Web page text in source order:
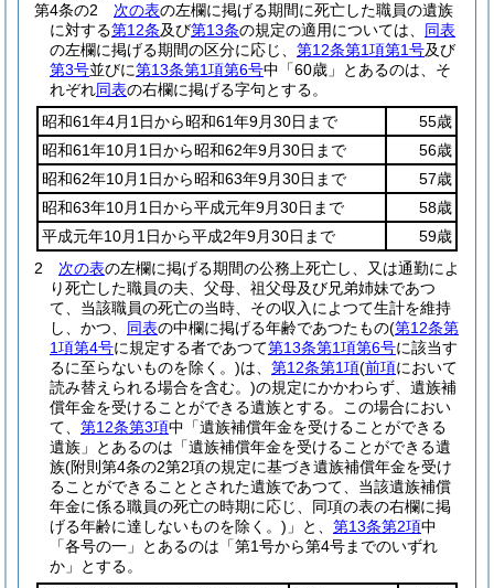
第4条の2
次の表の左欄に掲げる期間に死亡した職員の遺族
に対する第12条及び第13条の規定の適用については、 同表
の左欄に掲げる期間の区分に応じ、 第12条第1項第1号及び
第3号並びに第13条第1項第6号中「60歳」とあるのは、そ
れぞれ同表の右欄に掲げる字句とする。
昭和61年4月1日から昭和61年9月30日まで
55歳
昭和61年10月1日から昭和62年9月30日まで
56歳
昭和62年10月1日から昭和63年9月30日まで
57歳
昭和63年10月1日から平成元年9月30日まで
58歳
平成元年10月1日から平成2年9月30日まで
59歳
2
次の表の左欄に掲げる期間の公務上死亡し、又は通勤によ
り死亡した職員の夫、父母、祖父母及び兄弟姉妹であつ
て、当該職員の死亡の当時、その収入によつて生計を維持
し、かつ、 同表の中欄に掲げる年齢であつたもの(第12条第
1項第4号に規定する者であつて第13条第1項第6号に該当す
るに至らないものを除く。)は、 第12条第1項(前項において
読み替えられる場合を含む。)の規定にかかわらず、遺族補
償年金を受けることができる遺族とする。
この場合におい
て、 第12条第3項中「遺族補償年金を受けることができる
遺族」とあるのは「遺族補償年金を受けることができる遺
族(附則第4条の2第2項の規定に基づき遺族補償年金を受け
ることができることとされた遺族であつて、当該遺族補償
年金に係る職員の死亡の時期に応じ、同項の表の右欄に掲
げる年齢に達しないものを除く。) 」と、 第13条第2項中
「各号の一」とあるのは「第1号から第4号までのいずれ
か」とする。